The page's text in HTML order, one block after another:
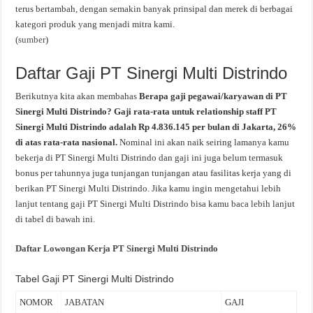
terus bertambah, dengan semakin banyak prinsipal dan merek di berbagai
kategori produk yang menjadi mitra kami.
(sumber)
Daftar Gaji PT Sinergi Multi Distrindo
Berikutnya kita akan membahasBerapa gaji pegawai/karyawan di PT
Sinergi Multi Distrindo? Gaji rata-rata untuk relationship staff PT
Sinergi Multi Distrindo adalah Rp 4.836.145 per bulan di Jakarta, 26%
di atas rata-rata nasional.Nominal ini akan naik seiring lamanya kamu
bekerja di PT Sinergi Multi Distrindo dan gaji ini juga belum termasuk
bonus per tahunnya juga tunjangan tunjangan atau fasilitas kerja yang di
berikan PT Sinergi Multi Distrindo. Jika kamu ingin mengetahui lebih
lanjut tentang gaji PT Sinergi Multi Distrindo bisa kamu baca lebih lanjut
di tabel di bawah ini.
Daftar Lowongan Kerja PT Sinergi Multi Distrindo
Tabel Gaji PT Sinergi Multi Distrindo
NOMOR JABATAN GAJI